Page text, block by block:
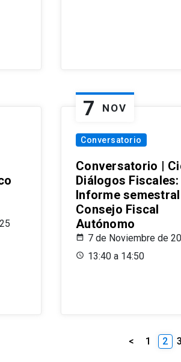
7 NOV
Conversatorio
Conversatorio |
Diálogos Fiscales:
Informe
Consejo Fiscal
Autónomo
7 de Noviembre de
13:40 a 14:50
< 1 2 3